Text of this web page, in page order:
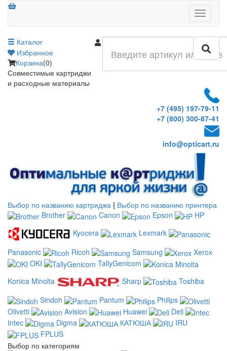
Меню
Каталог
Избранное
Корзина(0)
Совместимые картриджи
и расходные материалы
+7 (495) 197-79-11
+7 (800) 300-87-41
info@opticart.ru
Выбор по названию картриджа | Выбор по названию принтера
Brother
Canon Epson
HP
Kyocera
Lexmark
Panasonic
Ricoh Samsung
Xerox
OKI
TallyGenicom
Konica Minolta
Sharp
Toshiba
Sindoh
Pantum
Philips
Olivetti
Avision Huawei
Deli
Intec
Digma КАТЮША
IRU
FPLUS
Выбор по категориям